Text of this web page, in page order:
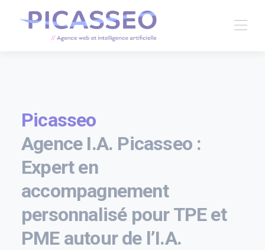
Picasseo
Agence I.A. Picasseo :
Expert en
accompagnement
personnalisé pour TPE et
PME autour de l’I.A.